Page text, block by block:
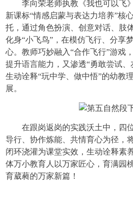
李向荣老师执教《我也可以飞
新课标“情感启蒙与表达力培养”核
托，通过角色扮演、创意对话、肢
化身“小飞鸟”，在模仿飞行、分享
心。教师巧妙融入“合作飞行”游戏
提升语言能力，又渗透“勇敢尝试、
生动诠释“玩中学、做中悟”的幼教
展。
在跟岗返岗的实践沃土中，四
导行、协作炼能、共情育心为径，
闭环浇灌为课堂实效，生动诠释素
体万小教育人以万家匠心，育满园
育葳蕤的万家新篇！